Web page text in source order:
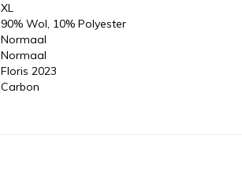
XL
90% Wol, 10% Polyester
Normaal
Normaal
Floris 2023
Carbon